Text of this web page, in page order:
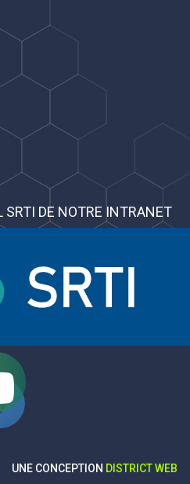
SRTI DE NOTRE INTRANET
UNE CONCEPTION DISTRICT WEB